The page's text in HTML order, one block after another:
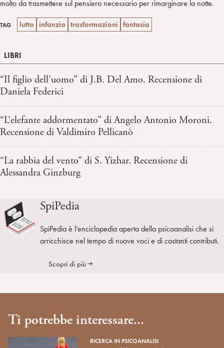
molto da trasmettere sul pensiero necessario per rimarginare la notte.
TAG lutto infanzia trasformazioni fantasia
LIBRI
“Il figlio dell’uomo” di J.B. Del Amo. Recensione di
Daniela Federici
“L’elefante addormentato” di Angelo Antonio Moroni.
Recensione di Valdimiro Pellicanò
“La rabbia del vento” di S. Yizhar. Recensione di
Alessandra Ginzburg
SpiPedia
SpiPedia è l’enciclopedia aperta della psicoanalisi che si
arricchisce nel tempo di nuove voci e di costanti contributi.
Scopri di più
Ti potrebbe interessare...
RICERCA IN PSICOANALISI